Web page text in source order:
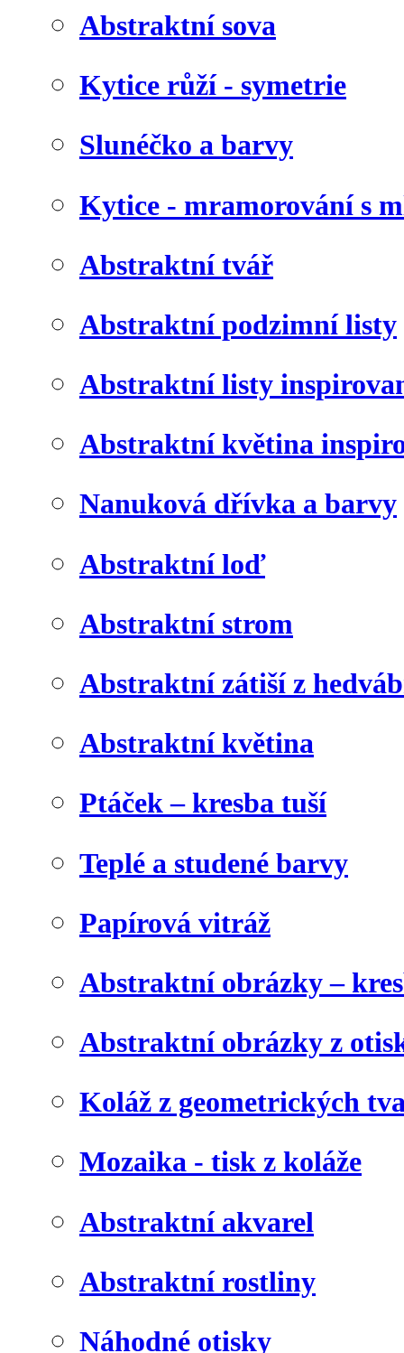
Abstraktní sova
Kytice růží - symetrie
Slunéčko a barvy
Kytice - mramorování s
Abstraktní tvář
Abstraktní podzimní listy
Abstraktní listy
Abstraktní květina
Nanuková dřívka a barvy
Abstraktní loď
Abstraktní strom
Abstraktní zátiší z
Abstraktní květina
Ptáček – kresba tuší
Teplé a studené barvy
Papírová vitráž
Abstraktní obrázky –
Abstraktní obrázky z
Koláž z geometrických
Mozaika - tisk z koláže
Abstraktní akvarel
Abstraktní rostliny
Náhodné otisky